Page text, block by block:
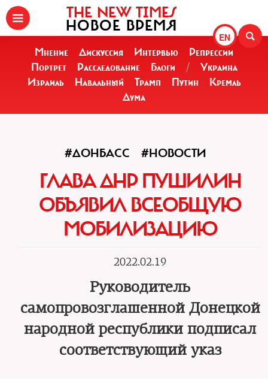
EN
THE NEW TIMES
НОВОЕ ВРЕМЯ
Мнение Дискуссия Интервью
Репрессии
Портрет
Расследование Блоги /
Украина
Израиль
Навальный Трамп Путин
Кремль
Дума
#ДОНБАСС #НОВОСТИ
ГЛАВА ДНР ПУШИЛИН
ОБЪЯВИЛ ВСЕОБЩУЮ
МОБИЛИЗАЦИЮ
2022.02.19
Руководитель
самопровозглашенной Донецкой
народной республики подписал
соответствующий указ